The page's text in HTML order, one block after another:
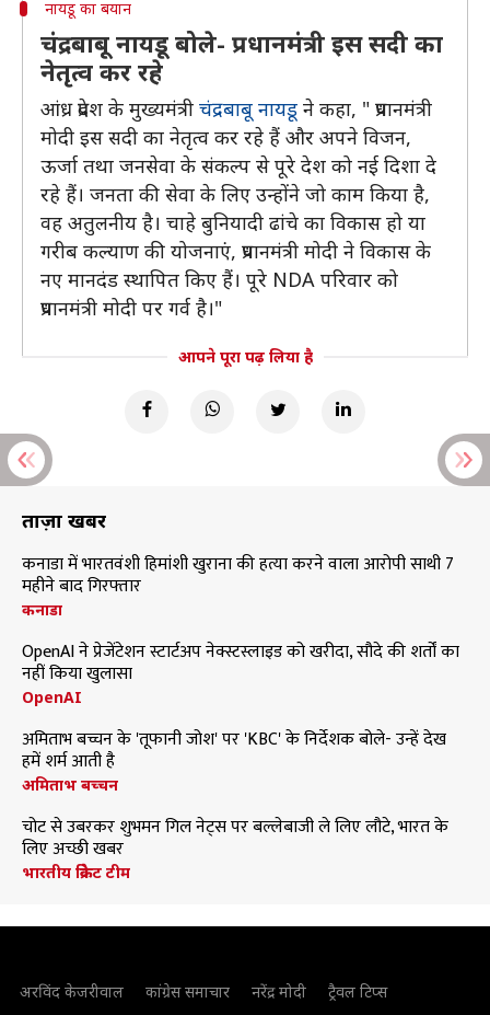
नायडू का बयान
चंद्रबाबू नायडू बोले- प्रधानमंत्री इस सदी का
नेतृत्व कर रहे
आंध्र प्रदेश के मुख्यमंत्री चंद्रबाबू नायडू ने कहा, " प्रधानमंत्री
मोदी इस सदी का नेतृत्व कर रहे हैं और अपने विजन,
ऊर्जा तथा जनसेवा के संकल्प से पूरे देश को नई दिशा दे
रहे हैं। जनता की सेवा के लिए उन्होंने जो काम किया है,
वह अतुलनीय है। चाहे बुनियादी ढांचे का विकास हो या
गरीब कल्याण की योजनाएं, प्रधानमंत्री मोदी ने विकास के
नए मानदंड स्थापित किए हैं। पूरे NDA परिवार को
प्रधानमंत्री मोदी पर गर्व है।"
आपने पूरा पढ़ लिया है
ताज़ा खबरें
कनाडा में भारतवंशी हिमांशी खुराना की हत्या करने वाला आरोपी साथी 7
महीने बाद गिरफ्तार
कनाडा
OpenAI ने प्रेजेंटेशन स्टार्टअप नेक्स्टस्लाइड को खरीदा, सौदे की शर्तों का
नहीं किया खुलासा
OpenAI
अमिताभ बच्चन के 'तूफानी जोश' पर 'KBC' के निर्देशक बोले- उन्हें देख
हमें शर्म आती है
अमिताभ बच्चन
चोट से उबरकर शुभमन गिल नेट्स पर बल्लेबाजी ले लिए लौटे, भारत के
लिए अच्छी खबर
भारतीय क्रिकेट टीम
अरविंद केजरीवाल कांग्रेस समाचार नरेंद्र मोदी ट्रैवल टिप्स